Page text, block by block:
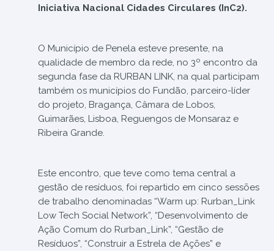
Iniciativa Nacional Cidades Circulares (InC2).
O Município de Penela esteve presente, na
qualidade de membro da rede, no 3º encontro da
segunda fase da RURBAN LINK, na qual participam
também os municípios do Fundão, parceiro-líder
do projeto, Bragança, Câmara de Lobos,
Guimarães, Lisboa, Reguengos de Monsaraz e
Ribeira Grande.
Este encontro, que teve como tema central a
gestão de resíduos, foi repartido em cinco sessões
de trabalho denominadas “Warm up: Rurban_Link
Low Tech Social Network”, “Desenvolvimento de
Ação Comum do Rurban_Link”, “Gestão de
Resíduos”, “Construir a Estrela de Ações” e